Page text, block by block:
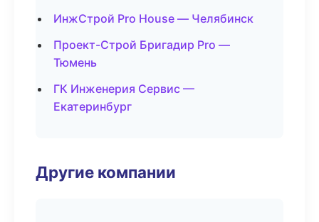
ИнжСтрой Pro House — Челябинск
Проект-Строй Бригадир Pro —
Тюмень
ГК Инженерия Сервис —
Екатеринбург
Другие компании